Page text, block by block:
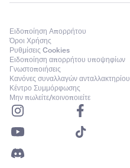
Ειδοποίηση Απορρήτου
Όροι Χρήσης
Ρυθμίσεις Cookies
Ειδοποίηση απορρήτου υποψηφίων
Γνωστοποιήσεις
Κανόνες συναλλαγών ανταλλακτηρίου
Κέντρο Συμμόρφωσης
Μην πωλείτε/κοινοποιείτε